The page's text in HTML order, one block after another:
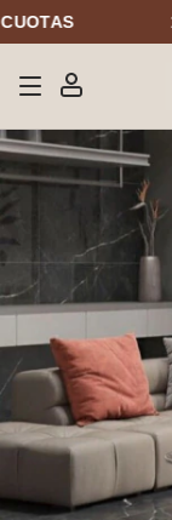
10%